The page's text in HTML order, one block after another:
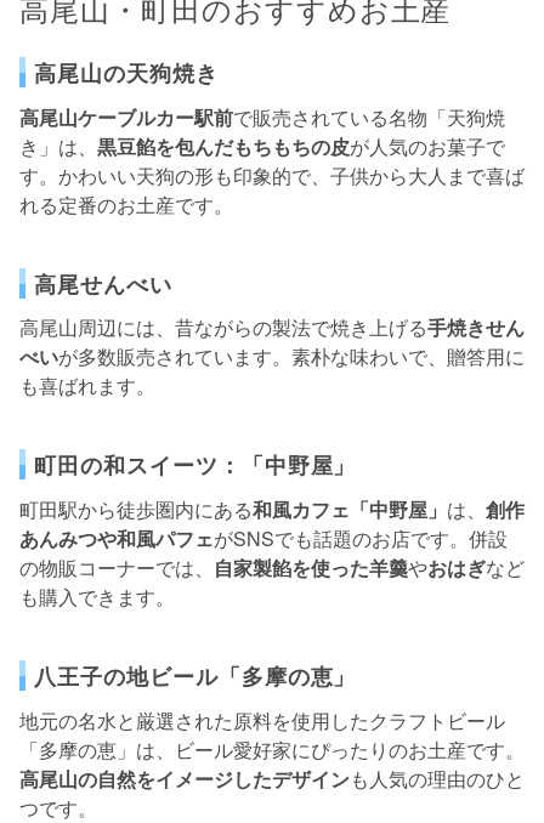
高尾山の天狗焼き
高尾山ケーブルカー駅前で販売されている名物「天狗焼
き」は、 黒豆餡を包んだもちもちの皮が人気のお菓子で
す。かわいい天狗の形も印象的で、子供から大人まで喜ば
れる定番のお土産です。
高尾せんべい
高尾山周辺には、昔ながらの製法で焼き上げる手焼きせん
べいが多数販売されています。素朴な味わいで、贈答用に
も喜ばれます。
町田の和スイーツ：「中野屋」
町田駅から徒歩圏内にある和風カフェ「中野屋」 は、 創作
あんみつや和風パフェがSNSでも話題のお店です。併設
の物販コーナーでは、 自家製餡を使った羊羹やおはぎなど
も購入できます。
八王子の地ビール「多摩の恵」
地元の名水と厳選された原料を使用したクラフトビール
「多摩の恵」は、ビール愛好家にぴったりのお土産です。
高尾山の自然をイメージしたデザインも人気の理由のひと
つです。